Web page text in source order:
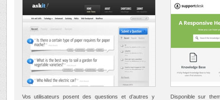
Vos utilisateurs posent des questions et d’autres y
Disponible sur